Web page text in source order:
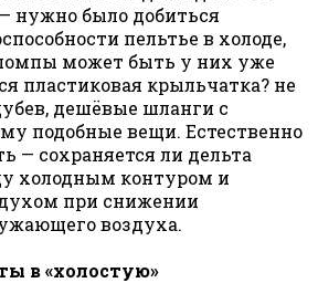
нужно было добиться
пельтье в холоде,
может быть у них уже
пластиковая крыльчатка? не
дешёвые шланги с
подобные вещи. Естественно
— сохраняется ли дельта
холодным контуром и
при снижении
воздуха.
в «холостую»